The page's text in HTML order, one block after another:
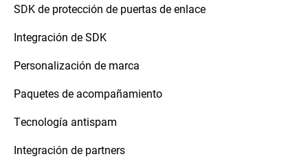
SDK de protección de puertas de enlace
Integración de SDK
Personalización de marca
Paquetes de acompañamiento
Tecnología antispam
Integración de partners